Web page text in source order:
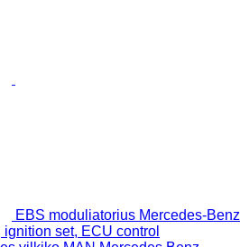
EBS moduliatorius Mercedes-Benz
set, ECU control